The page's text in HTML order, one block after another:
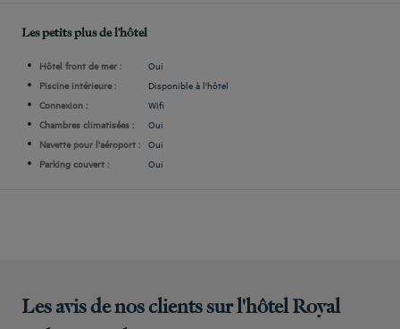
Les petits plus de l'hôtel
Hôtel front de mer :
Oui
Piscine intérieure :
Disponible à l'hôtel
Connexion :
Wifi
Chambres climatisées :
Oui
Navette pour l'aéroport : Oui
Parking couvert :
Oui
Les avis de nos clients sur l'hôtel Royal